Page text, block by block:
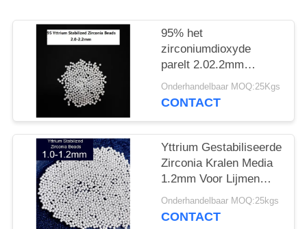
95% het
zirconiumdioxyde
parelt 2.02.2mm
Zirconiumdioxyde het
Malen Media Hardheid
Onderhandelbaar MOQ:25Kgs
CONTACT
Yttrium Gestabiliseerde
Zirconia Kralen Media
1.2mm Voor Lijmen
Pesticiden Slijpen
Onderhandelbaar MOQ:25kgs
CONTACT